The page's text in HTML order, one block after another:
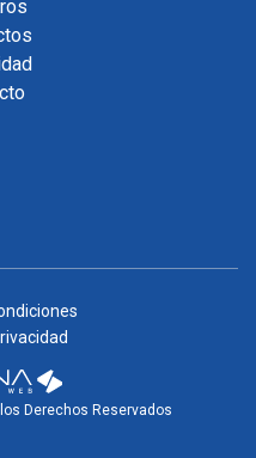
Derechos Reservados